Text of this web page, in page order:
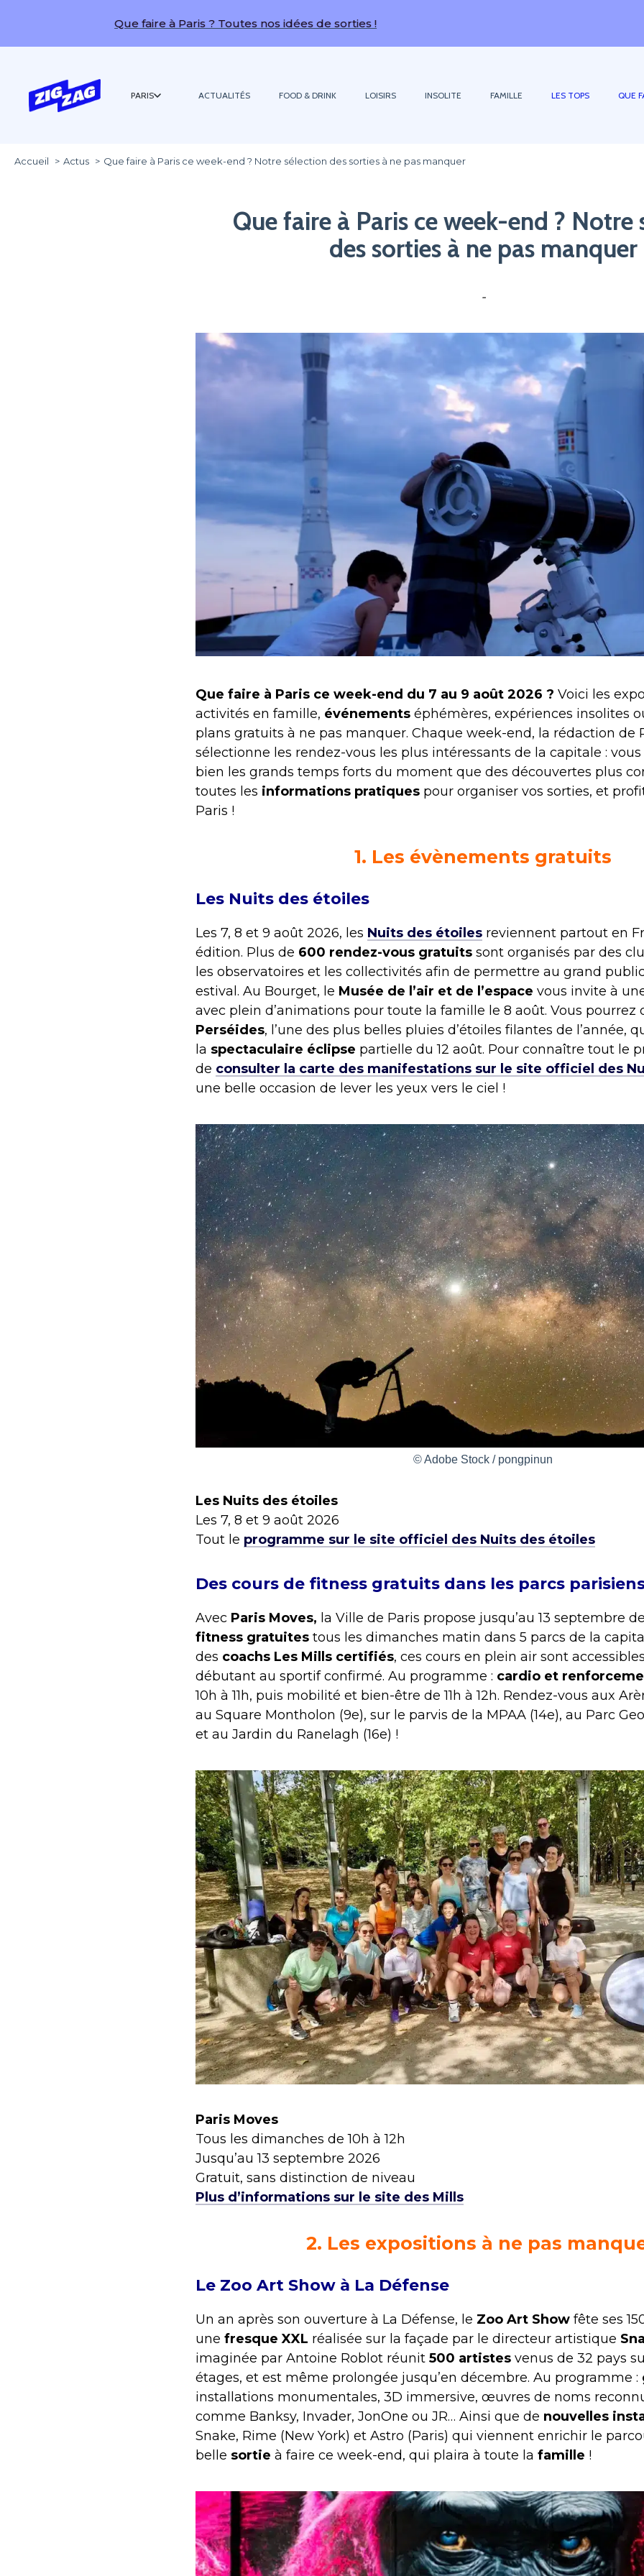
Que faire à Paris ? Toutes nos idées de sorties !
PARIS ACTUALITÉS FOOD & DRINK LOISIRS INSOLITE FAMILLE LES TOPS QUE
Accueil Actus Que faire à Paris ce week-end ? Notre sélection des sorties à ne pas manquer
Que faire à Paris ce week-end ? Notre
des sorties à ne pas manquer
-
Que faire à Paris ce week-end du 7 au 9 août 2026 ? Voici les
activités en famille, événements éphémères, expériences insolites
plans gratuits à ne pas manquer. Chaque week-end, la rédaction de
sélectionne les rendez-vous les plus intéressants de la capitale :
bien les grands temps forts du moment que des découvertes plus
toutes les informations pratiques pour organiser vos sorties, et
Paris !
1. Les évènements gratuits
Les Nuits des étoiles
Les 7, 8 et 9 août 2026, les Nuits des étoiles reviennent partout en
édition. Plus de 600 rendez-vous gratuits sont organisés par des
les observatoires et les collectivités afin de permettre au grand
estival. Au Bourget, le Musée de l’air et de l’espace vous invite à
avec plein d’animations pour toute la famille le 8 août. Vous pourrez
Perséides, l’une des plus belles pluies d’étoiles filantes de l’année,
la spectaculaire éclipse partielle du 12 août. Pour connaître tout le
de consulter la carte des manifestations sur le site officiel des
une belle occasion de lever les yeux vers le ciel !
© Adobe Stock / pongpinun
Les Nuits des étoiles
Les 7, 8 et 9 août 2026
Tout le programme sur le site officiel des Nuits des étoiles
Des cours de fitness gratuits dans les parcs
Avec Paris Moves, la Ville de Paris propose jusqu’au 13 septembre
fitness gratuites tous les dimanches matin dans 5 parcs de la
des coachs Les Mills certifiés, ces cours en plein air sont
débutant au sportif confirmé. Au programme : cardio et
10h à 11h, puis mobilité et bien-être de 11h à 12h. Rendez-vous aux
au Square Montholon (9e), sur le parvis de la MPAA (14e), au Parc
et au Jardin du Ranelagh (16e) !
Paris Moves
Tous les dimanches de 10h à 12h
Jusqu’au 13 septembre 2026
Gratuit, sans distinction de niveau
Plus d’informations sur le site des Mills
2. Les expositions à ne pas
Le Zoo Art Show à La Défense
Un an après son ouverture à La Défense, le Zoo Art Show fête ses
une fresque XXL réalisée sur la façade par le directeur artistique
imaginée par Antoine Roblot réunit 500 artistes venus de 32 pays
étages, et est même prolongée jusqu’en décembre. Au programme :
installations monumentales, 3D immersive, œuvres de noms
comme Banksy, Invader, JonOne ou JR… Ainsi que de nouvelles
Snake, Rime (New York) et Astro (Paris) qui viennent enrichir le
belle sortie à faire ce week-end, qui plaira à toute la famille !